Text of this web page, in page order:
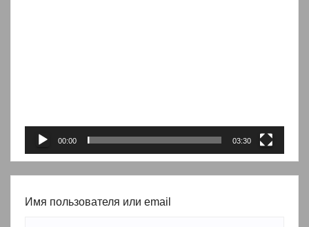
00:00 03:30
Имя пользователя или email